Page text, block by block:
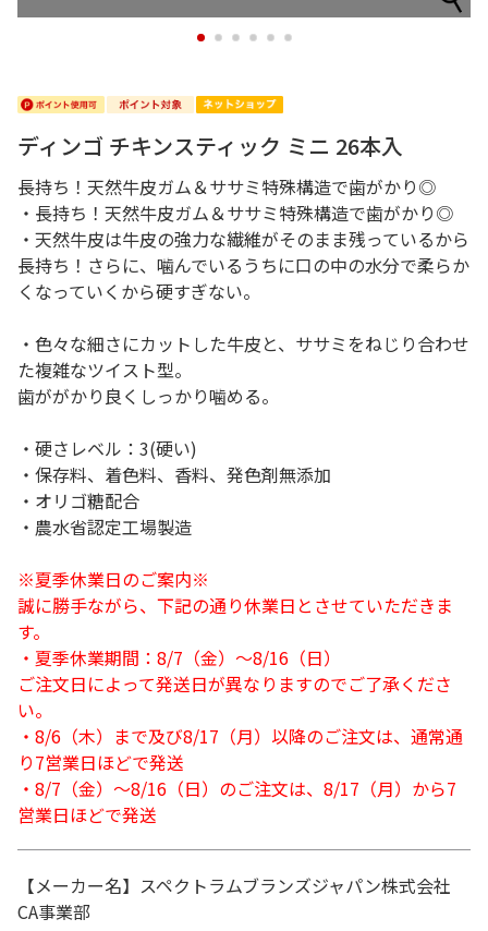
1 2 3 4 5 6
ディンゴ チキンスティック ミニ 26本入
長持ち！天然牛皮ガム＆ササミ特殊構造で歯がかり◎
・長持ち！天然牛皮ガム＆ササミ特殊構造で歯がかり◎
・天然牛皮は牛皮の強力な繊維がそのまま残っているから
長持ち！さらに、噛んでいるうちに口の中の水分で柔らか
くなっていくから硬すぎない。
・色々な細さにカットした牛皮と、ササミをねじり合わせ
た複雑なツイスト型。
歯ががかり良くしっかり噛める。
・硬さレベル：3(硬い)
・保存料、着色料、香料、発色剤無添加
・オリゴ糖配合
・農水省認定工場製造
※夏季休業日のご案内※
誠に勝手ながら、下記の通り休業日とさせていただきま
す。
・夏季休業期間：8/7（金）～8/16（日）
ご注文日によって発送日が異なりますのでご了承くださ
い。
・8/6（木）まで及び8/17（月）以降のご注文は、通常通
り7営業日ほどで発送
・8/7（金）～8/16（日）のご注文は、8/17（月）から7
営業日ほどで発送
【メーカー名】スペクトラムブランズジャパン株式会社
CA事業部